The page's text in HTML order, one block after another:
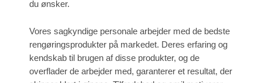
du ønsker.
Vores sagkyndige personale arbejder med de bedste
rengøringsprodukter på markedet. Deres erfaring og
kendskab til brugen af disse produkter, og de
overflader de arbejder med, garanterer et resultat, der